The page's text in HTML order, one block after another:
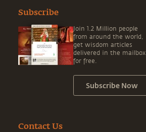
Subscribe
Join 1.2 Million people
from around the world,
get wisdom articles
delivered in the mailbox
for free.
Subscribe Now
Contact Us